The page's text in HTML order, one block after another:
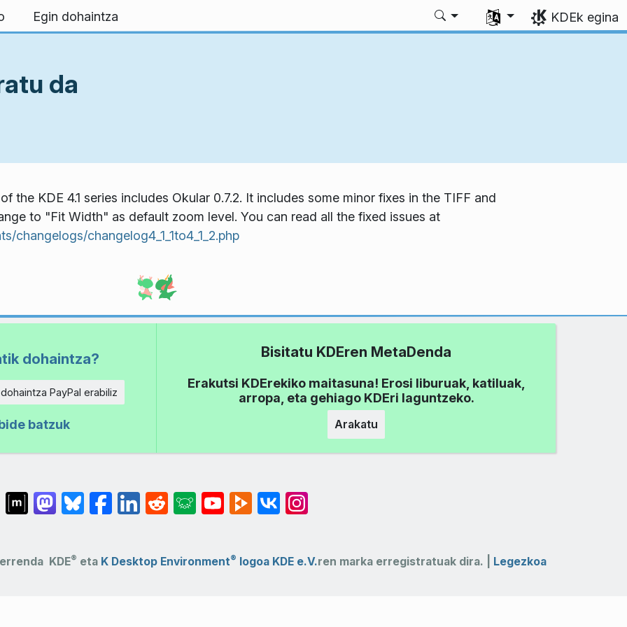
Egin dohaintza
Aukeratu zure hizkuntza
KDEk egina
da
the KDE 4.1 series includes Okular 0.7.2. It includes some minor fixes in the TIFF and
to "Fit Width" as default zoom level. You can read all the fixed issues at
changelogs/changelog4_1_1to4_1_2.php
dohaintza?
PayPal erabiliz
batzuk
Bisitatu KDEren MetaDenda
Erakutsi KDErekiko maitasuna! Erosi liburuak, katiluak,
arropa, eta gehiago KDEri laguntzeko.
Arakatu
KDE® eta K Desktop Environment® logoa KDE e.V.ren marka erregistratuak dira. | Legezkoa